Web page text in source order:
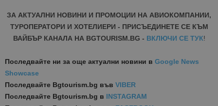
ЗА АКТУАЛНИ НОВИНИ И ПРОМОЦИИ НА АВИОКОМПАНИИ,
ТУРОПЕРАТОРИ И ХОТЕЛИЕРИ - ПРИСЪЕДИНЕТЕ СЕ КЪМ
ВАЙБЪР КАНАЛА НА BGTOURISM.BG - ВКЛЮЧИ СЕ ТУК!
Последвайте ни за още актуални новини в Google News
Showcase
Последвайте Bgtourism.bg във VIBER
Последвайте Bgtourism.bg в INSTAGRAM